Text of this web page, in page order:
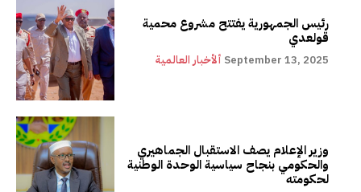
رئيس الجمهورية يفتتح مشروع محمية
قولعدي
ألأخبار العالمية September 13, 2025
وزير الإعلام يصف الاستقبال الجماهيري
والحكومي بنجاح سياسية الوحدة الوطنية
لحكومته